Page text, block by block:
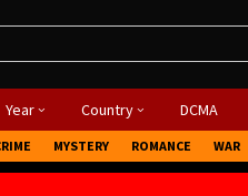
Year Country DCMA
MYSTERY ROMANCE WAR